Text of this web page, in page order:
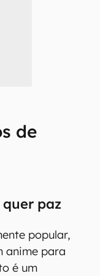
de
paz
popular,
anime para
é um